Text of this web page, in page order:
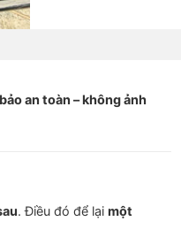
an toàn – không ảnh
. Điều đó để lại một